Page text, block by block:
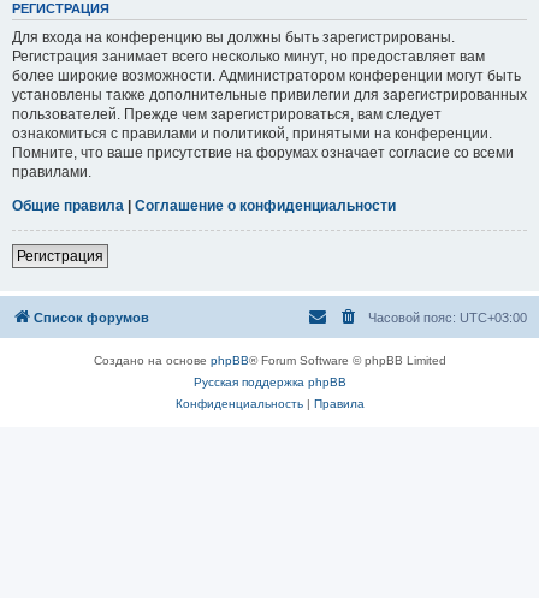
РЕГИСТРАЦИЯ
Для входа на конференцию вы должны быть зарегистрированы.
Регистрация занимает всего несколько минут, но предоставляет вам
более широкие возможности. Администратором конференции могут быть
установлены также дополнительные привилегии для зарегистрированных
пользователей. Прежде чем зарегистрироваться, вам следует
ознакомиться с правилами и политикой, принятыми на конференции.
Помните, что ваше присутствие на форумах означает согласие со всеми
правилами.
Общие правила | Соглашение о конфиденциальности
Регистрация
Список форумов Часовой пояс: UTC+03:00
Создано на основе phpBB® Forum Software © phpBB Limited
Русская поддержка phpBB
Конфиденциальность| Правила